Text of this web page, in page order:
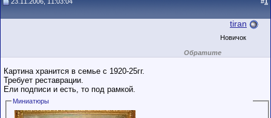
tiran
Новичок
Обратите
внимание на
Картина хранится в семье с 1920-25гг.
Требует реставрации.
Ели подписи и есть, то под рамкой.
Миниатюры